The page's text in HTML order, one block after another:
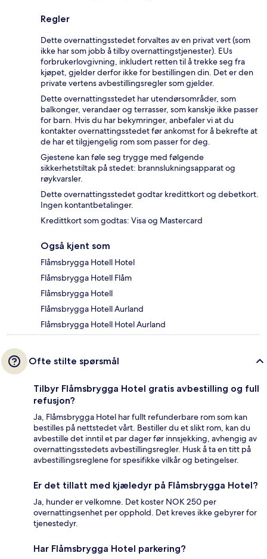
Regler
Dette overnattingsstedet forvaltes av en privat vert (som
ikke har som jobb å tilby overnattingstjenester). EUs
forbrukerlovgivning, inkludert retten til å trekke seg fra
kjøpet, gjelder derfor ikke for bestillingen din. Det er den
private vertens avbestillingsregler som gjelder.
Dette overnattingsstedet har utendørsområder, som
balkonger, verandaer og terrasser, som kanskje ikke passer
for barn. Hvis du har bekymringer, anbefaler vi at du
kontakter overnattingsstedet før ankomst for å bekrefte at
de har et tilgjengelig rom som passer for deg.
Gjestene kan føle seg trygge med følgende
sikkerhetstiltak på stedet: brannslukningsapparat og
røykvarsler.
Dette overnattingsstedet godtar kredittkort og debetkort.
Ingen kontantbetalinger.
Kredittkort som godtas: Visa og Mastercard
Også kjent som
Flåmsbrygga Hotell Hotel
Flåmsbrygga Hotell Flåm
Flåmsbrygga Hotell
Flåmsbrygga Hotell Aurland
Flåmsbrygga Hotell Hotel Aurland
Ofte stilte spørsmål
Tilbyr Flåmsbrygga Hotel gratis avbestilling og full
refusjon?
Ja, Flåmsbrygga Hotel har fullt refunderbare rom som kan
bestilles på nettstedet vårt. Bestiller du et slikt rom, kan du
avbestille det inntil et par dager før innsjekking, avhengig av
overnattingsstedets avbestillingsregler. Husk å ta en titt på
avbestillingsreglene for spesifikke vilkår og betingelser.
Er det tillatt med kjæledyr på Flåmsbrygga Hotel?
Ja, hunder er velkomne. Det koster NOK 250 per
overnattingsenhet per opphold. Det kreves ikke gebyrer for
tjenestedyr.
Har Flåmsbrygga Hotel parkering?